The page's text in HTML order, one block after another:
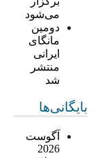
می‌شود
دومین
مانگای
ایرانی
منتشر
شد
بایگانی‌ها
آگوست
2026